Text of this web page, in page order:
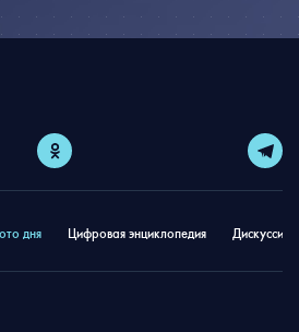
дня Цифровая энциклопедия